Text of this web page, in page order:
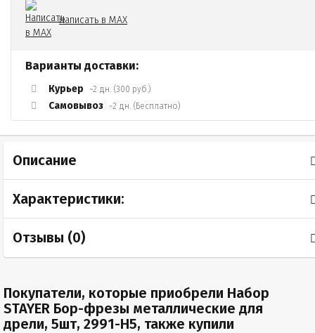
Написать в MAX
Варианты доставки:
Курьер ~2 дн. (300 руб.)
Самовывоз ~2 дн. (Бесплатно)
Описание
Характеристики:
Отзывы (0)
Покупатели, которые приобрели Набор
STAYER Бор-фрезы металлические для
дрели, 5шт, 2991-H5, также купили